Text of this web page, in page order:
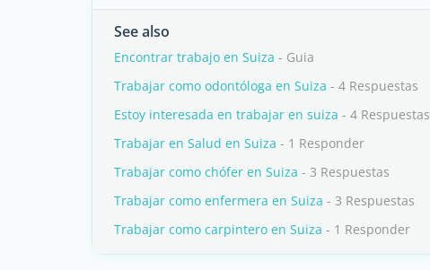
See also
Encontrar trabajo en Suiza - Guia
Trabajar como odontóloga en Suiza - 4 Respuestas
Estoy interesada en trabajar en suiza - 4 Respuestas
Trabajar en Salud en Suiza - 1 Responder
Trabajar como chófer en Suiza - 3 Respuestas
Trabajar como enfermera en Suiza - 3 Respuestas
Trabajar como carpintero en Suiza - 1 Responder